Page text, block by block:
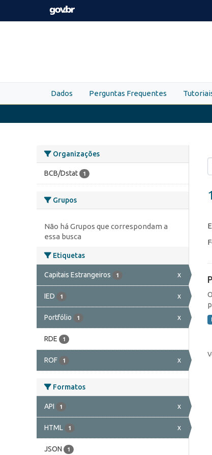
Skip to main content
Dados Perguntas Frequentes
Organizações
BCB/Dstat 1
Grupos
Não há Grupos que correspondam a
essa busca
Etiquetas
Capitais Estrangeiros 1 x
IED 1 x
Portfólio 1 x
RDE 1
ROF 1 x
Formatos
API 1 x
HTML 1 x
JSON 1